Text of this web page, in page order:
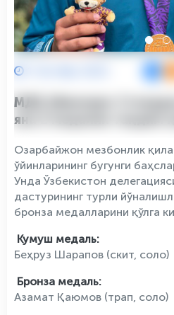
МДҲ ўйинлари:
яна 2 медални тақдим
Озарбайжон мезбонлик
ўйинларининг бугунги
Унда Ўзбекистон
дастурининг турли
бронза медалларини қўлга
Кумуш медаль:
Беҳруз Шарапов (скит, соло)
Бронза медаль:
Азамат Қаюмов (трап, соло)